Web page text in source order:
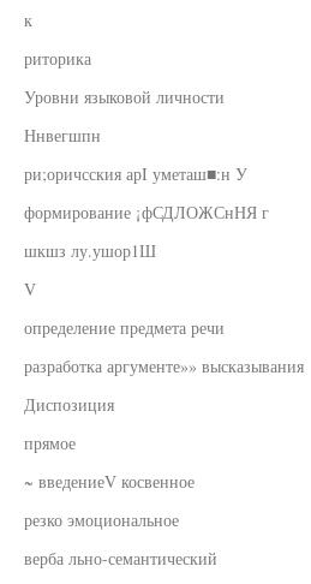
к
риторика
Уровни языковой личности
Ннвегшпн
ри;оричсския арI уметаш■:н У
формирование ¡фСДЛОЖСнНЯ г
шкшз лу.ушор1Ш
V
определение предмета речи
разработка аргументе»» высказывания
Диспозиция
прямое
~ введениеV косвенное
резко эмоциональное
верба льно-семантический